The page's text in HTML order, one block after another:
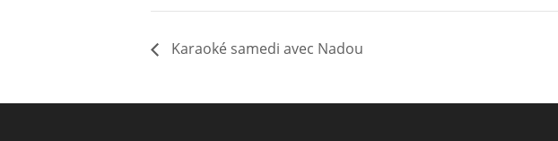
Karaoké samedi avec Nadou